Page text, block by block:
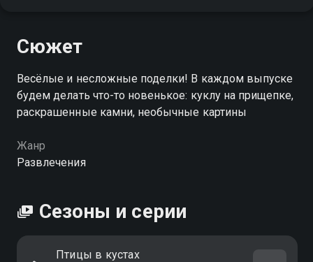
Сюжет
Весёлые и несложные поделки! В каждом выпуске
будем делать что-то новенькое: куклу на прищепке,
раскрашенные камни, необычные картины
Жанр
Развлечения
Сезоны и серии
Птицы в кустах